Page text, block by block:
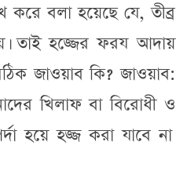
বলা হয়েছে যে, তীব্র
তাই হজ্জের ফরয আদায়
জাওয়াব কি? জাওয়াব:
খিলাফ বা বিরোধী ও
হয়ে হজ্জ করা যাবে না।